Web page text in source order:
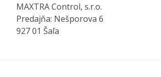
MAXTRA Control, s.r.o.
Predajňa: Nešporova 6
927 01 Šaľa